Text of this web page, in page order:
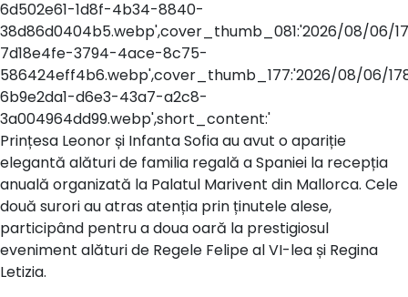
6d502e61-1d8f-4b34-8840-
38d86d0404b5.webp',cover_thumb_081:'2026/08/06/
7d18e4fe-3794-4ace-8c75-
586424eff4b6.webp',cover_thumb_177:'2026/08/06/
6b9e2da1-d6e3-43a7-a2c8-
3a004964dd99.webp',short_content:'
Prințesa Leonor și Infanta Sofia au avut o apariție
elegantă alături de familia regală a Spaniei la recepția
anuală organizată la Palatul Marivent din Mallorca. Cele
două surori au atras atenția prin ținutele alese,
participând pentru a doua oară la prestigiosul
eveniment alături de Regele Felipe al VI-lea și Regina
Letizia.